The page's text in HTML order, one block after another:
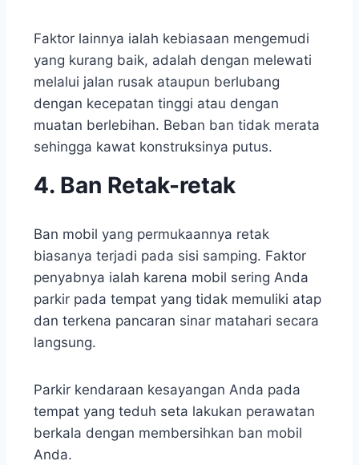
Faktor lainnya ialah kebiasaan mengemudi
yang kurang baik, adalah dengan melewati
melalui jalan rusak ataupun berlubang
dengan kecepatan tinggi atau dengan
muatan berlebihan. Beban ban tidak merata
sehingga kawat konstruksinya putus.
4. Ban Retak-retak
Ban mobil yang permukaannya retak
biasanya terjadi pada sisi samping. Faktor
penyabnya ialah karena mobil sering Anda
parkir pada tempat yang tidak memuliki atap
dan terkena pancaran sinar matahari secara
langsung.
Parkir kendaraan kesayangan Anda pada
tempat yang teduh seta lakukan perawatan
berkala dengan membersihkan ban mobil
Anda.